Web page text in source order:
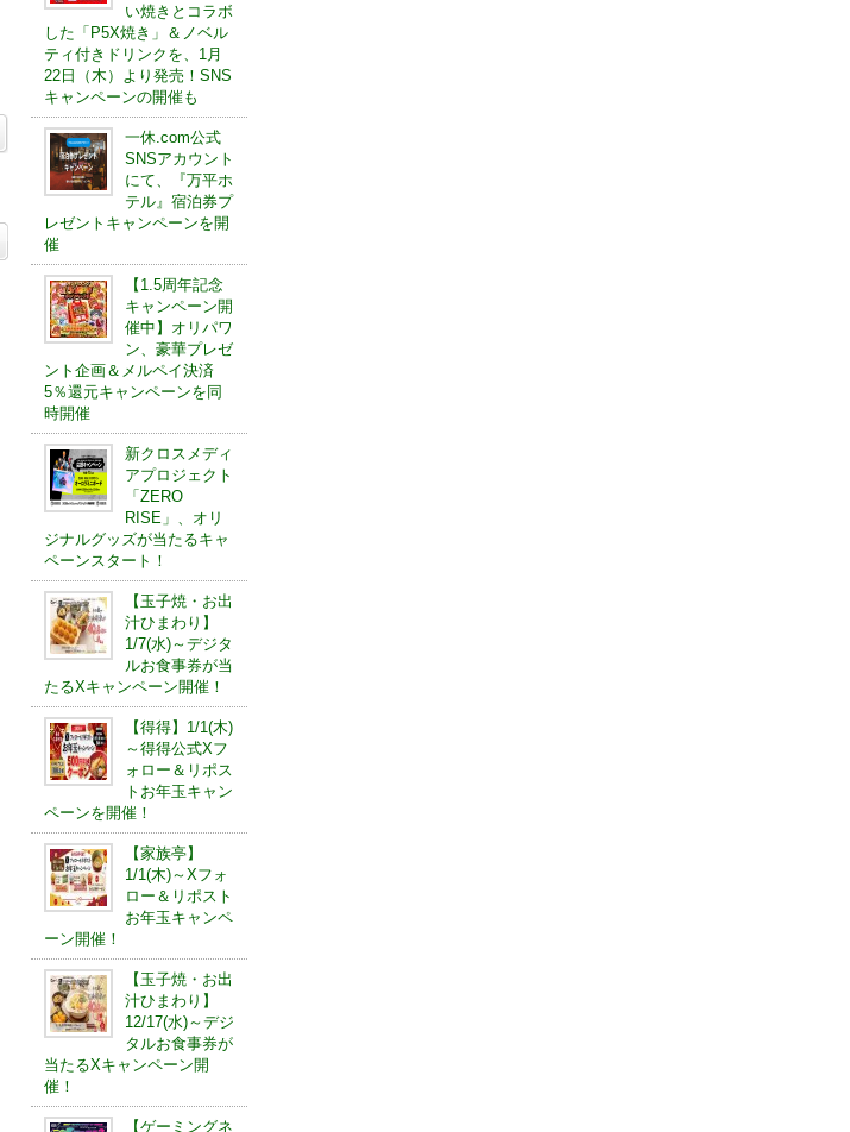
い焼きとコラボ
した「P5X焼き」＆ノベル
ティ付きドリンクを、1月
22日（木）より発売！SNS
キャンペーンの開催も
一休.com公式
SNSアカウント
にて、『万平ホ
テル』宿泊券プ
レゼントキャンペーンを開
催
【1.5周年記念
キャンペーン開
催中】オリパワ
ン、豪華プレゼ
ント企画＆メルペイ決済
5％還元キャンペーンを同
時開催
新クロスメディ
アプロジェクト
「ZERO
RISE」、オリ
ジナルグッズが当たるキャ
ペーンスタート！
【玉子焼・お出
汁ひまわり】
1/7(水)～デジタ
ルお食事券が当
たるXキャンペーン開催！
【得得】1/1(木)
～得得公式Xフ
ォロー＆リポス
トお年玉キャン
ペーンを開催！
【家族亭】
1/1(木)～Xフォ
ロー＆リポスト
お年玉キャンペ
ーン開催！
【玉子焼・お出
汁ひまわり】
12/17(水)～デジ
タルお食事券が
当たるXキャンペーン開
催！
【ゲーミングネ